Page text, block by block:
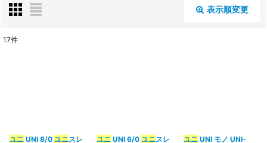
表示順変更
17件
ユニ UNI 8/0 ユニスレ
ユニUNI 6/0 ユニスレ
ユニUNI モノ UNI-